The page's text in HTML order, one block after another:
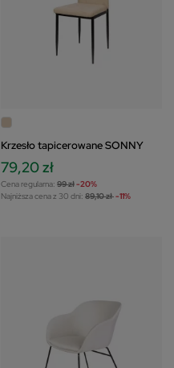
Krzesło tapicerowane SONNY
79,20 zł
Cena regularna: 99 zł-20%
Najniższa cena z 30 dni: 89,10 zł-11%